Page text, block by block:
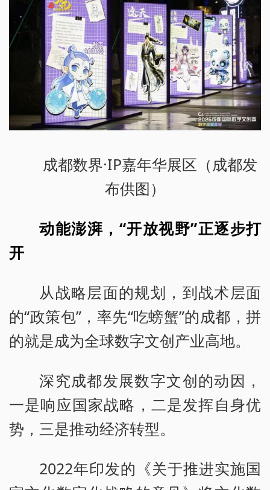
成都数界·IP嘉年华展区（成都发
布供图）
动能澎湃，“开放视野”正逐步打
开
从战略层面的规划，到战术层面
的“政策包”，率先“吃螃蟹”的成都，拼
的就是成为全球数字文创产业高地。
深究成都发展数字文创的动因，
一是响应国家战略，二是发挥自身优
势，三是推动经济转型。
2022年印发的《关于推进实施国